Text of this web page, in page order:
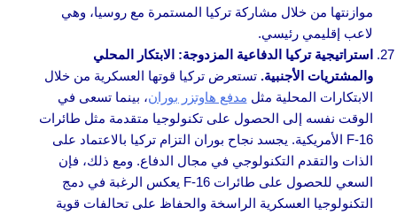
موازنتها من خلال مشاركة تركيا المستمرة مع روسيا، وهي
لاعب إقليمي رئيسي.
استراتيجية تركيا الدفاعية المزدوجة: الابتكار المحلي
والمشتريات الأجنبية. تستعرض تركيا قوتها العسكرية من خلال
الابتكارات المحلية مثل مدفع هاوتزر بوران، بينما تسعى في
الوقت نفسه إلى الحصول على تكنولوجيا متقدمة مثل طائرات
F-16 الأمريكية. يجسد نجاح بوران التزام تركيا بالاعتماد على
الذات والتقدم التكنولوجي في مجال الدفاع. ومع ذلك، فإن
السعي للحصول على طائرات F-16 يعكس الرغبة في دمج
التكنولوجيا العسكرية الراسخة والحفاظ على تحالفات قوية